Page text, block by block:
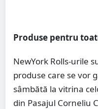
Produse pentru
NewYork Rolls-urile
produse care se vor
sâmbătă la vitrina
din Pasajul Corneliu